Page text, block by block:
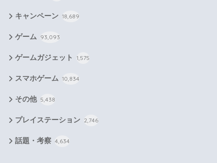
キャンペーン 18,689
ゲーム 93,093
ゲームガジェット 1,575
スマホゲーム 10,834
その他 5,438
プレイステーション 2,746
話題・考察 4,634